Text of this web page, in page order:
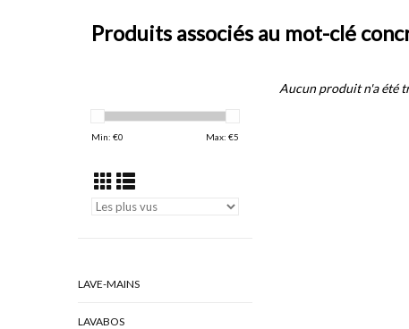
Produits associés au mot-clé
Min: €0 Max: €5
LAVE-MAINS
LAVABOS
Aucun produit n'a été